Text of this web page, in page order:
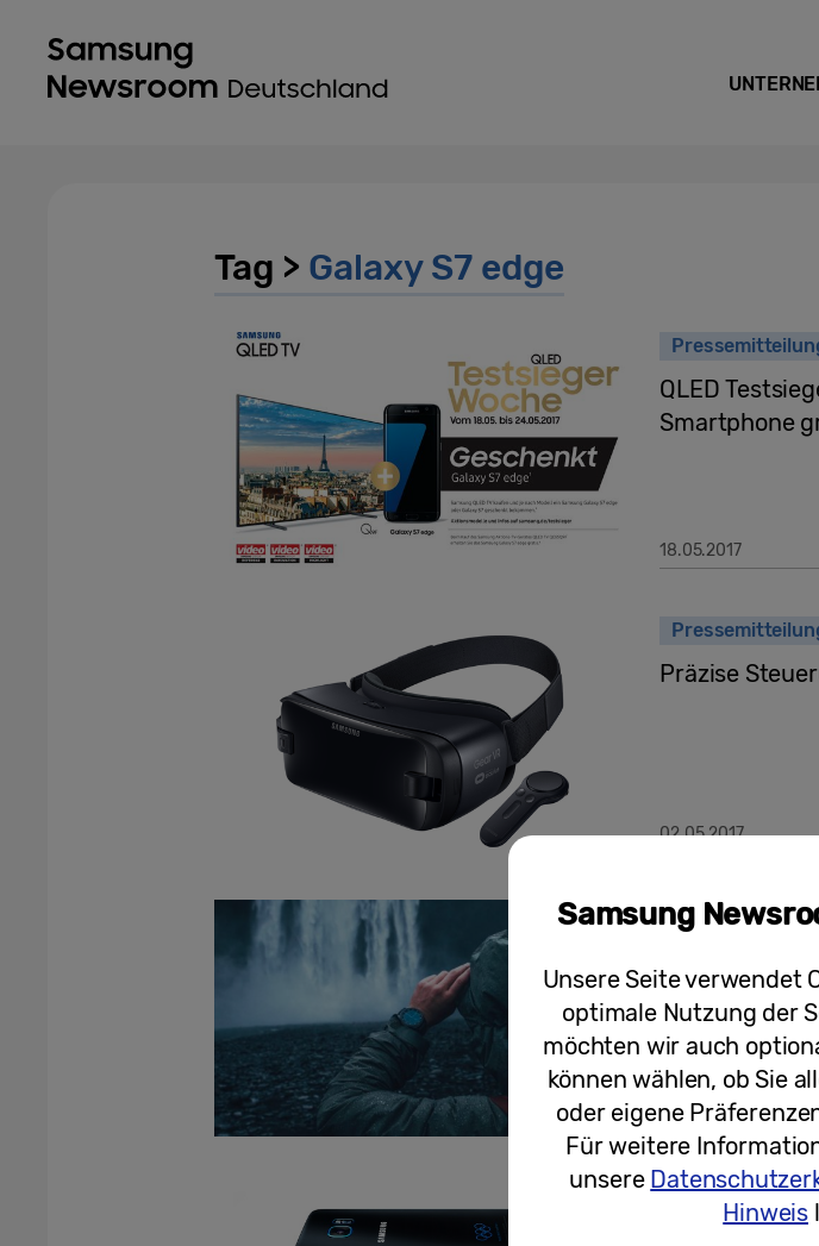
Tag > Galaxy S7 edge
QLED
Smartphone
18.05.2017
Präzise
02.05.2017
Samsung und
16.02.2017
Samsung
Unsere Seite verwendet
optimale Nutzung der
möchten wir auch
können wählen, ob Sie
oder eigene
Für weitere
unsere
Hinweis